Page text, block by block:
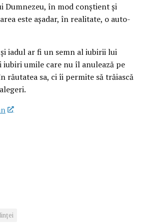
Dumnezeu, în mod conştient şi
este aşadar, în realitate, o auto-
iadul ar fi un semn al iubirii lui
iubiri umile care nu îl anulează pe
răutatea sa, ci îi permite să trăiască